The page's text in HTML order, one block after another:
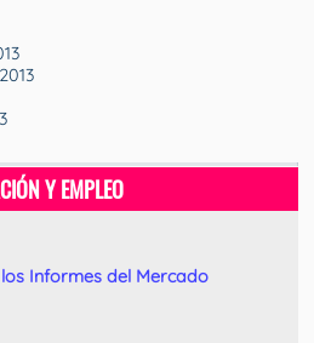
Y EMPLEO
Informes del Mercado